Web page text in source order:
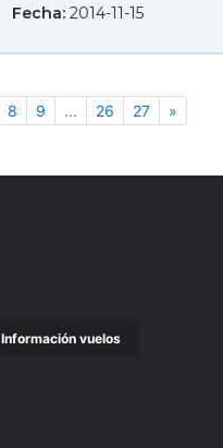
Fecha: 2014-11-15
8 9 ... 26 27 »
Información vuelos